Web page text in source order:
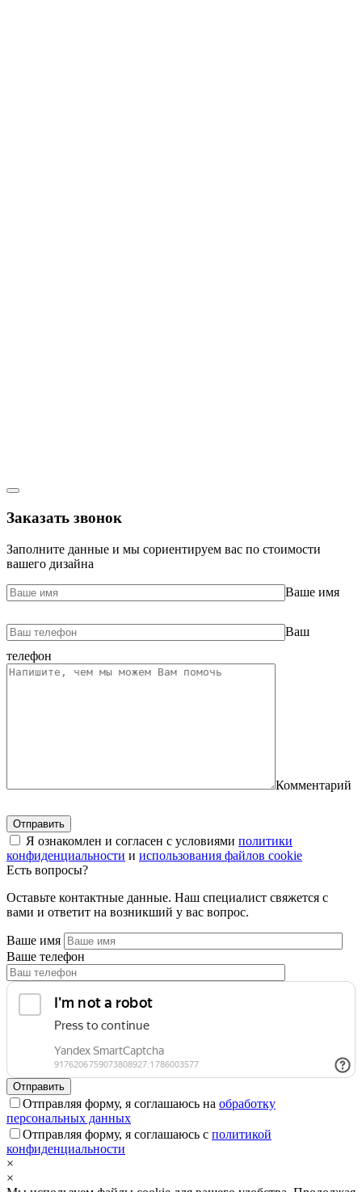
Заказать звонок
Заполните данные и мы сориентируем вас по стоимости
вашего дизайна
Ваше имя
Ваш
телефон
Комментарий
Я ознакомлен и согласен с условиями политики
конфиденциальности и использования файлов cookie
Есть вопросы?
Оставьте контактные данные. Наш специалист свяжется с
вами и ответит на возникший у вас вопрос.
Ваше имя
Ваше телефон
Отправляя форму, я соглашаюсь на обработку
персональных данных
Отправляя форму, я соглашаюсь с политикой
конфиденциальности
×
×